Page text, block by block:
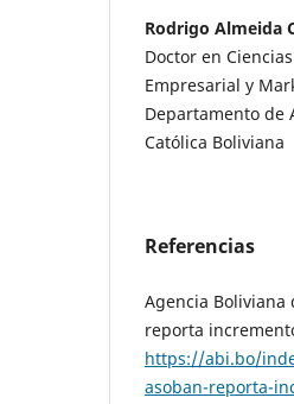
Rodrigo Almeida
Doctor en
Empresarial y
Departamento de
Católica Boliviana
Referencias
Agencia Boliviana
reporta
https://abi.bo/
asoban-reporta-